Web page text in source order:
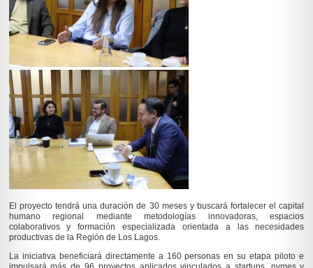
El proyecto tendrá una duración de 30 meses y buscará fortalecer el capital
humano regional mediante metodologías innovadoras, espacios
colaborativos y formación especializada orientada a las necesidades
productivas de la Región de Los Lagos.
La iniciativa beneficiará directamente a 160 personas en su etapa piloto e